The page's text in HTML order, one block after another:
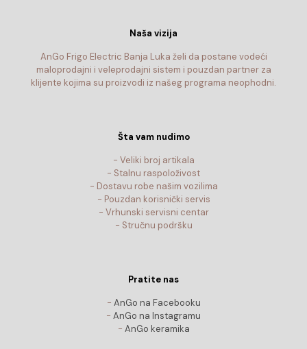
Naša vizija
AnGo Frigo Electric Banja Luka želi da postane vodeći
maloprodajni i veleprodajni sistem i pouzdan partner za
klijente kojima su proizvodi iz našeg programa neophodni.
Šta vam nudimo
- Veliki broj artikala
- Stalnu raspoloživost
- Dostavu robe našim vozilima
- Pouzdan korisnički servis
- Vrhunski servisni centar
- Stručnu podršku
Pratite nas
- AnGo na Facebooku
- AnGo na Instagramu
- AnGo keramika